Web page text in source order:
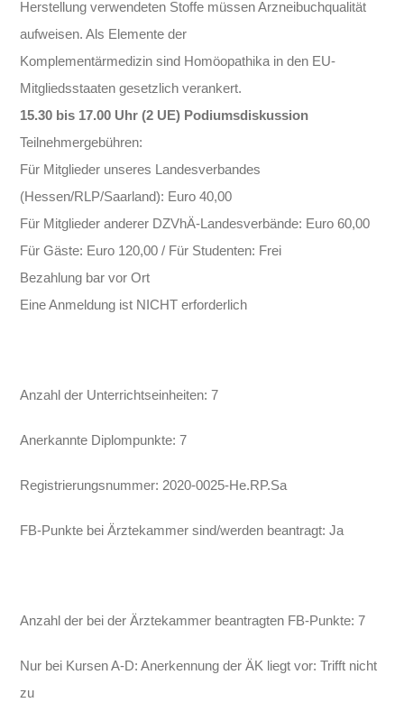
Herstellung verwendeten Stoffe müssen Arzneibuchqualität
aufweisen. Als Elemente der
Komplementärmedizin sind Homöopathika in den EU-
Mitgliedsstaaten gesetzlich verankert.
15.30 bis 17.00 Uhr (2 UE) Podiumsdiskussion
Teilnehmergebühren:
Für Mitglieder unseres Landesverbandes
(Hessen/RLP/Saarland): Euro 40,00
Für Mitglieder anderer DZVhÄ-Landesverbände: Euro 60,00
Für Gäste: Euro 120,00 / Für Studenten: Frei
Bezahlung bar vor Ort
Eine Anmeldung ist NICHT erforderlich
Anzahl der Unterrichtseinheiten: 7
Anerkannte Diplompunkte: 7
Registrierungsnummer: 2020-0025-He.RP.Sa
FB-Punkte bei Ärztekammer sind/werden beantragt: Ja
Anzahl der bei der Ärztekammer beantragten FB-Punkte: 7
Nur bei Kursen A-D: Anerkennung der ÄK liegt vor: Trifft nicht
zu